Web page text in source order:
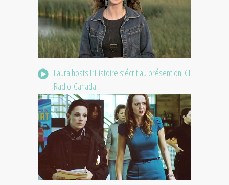
Laura hosts L’Histoire s’écrit au présent on ICI
Radio-Canada